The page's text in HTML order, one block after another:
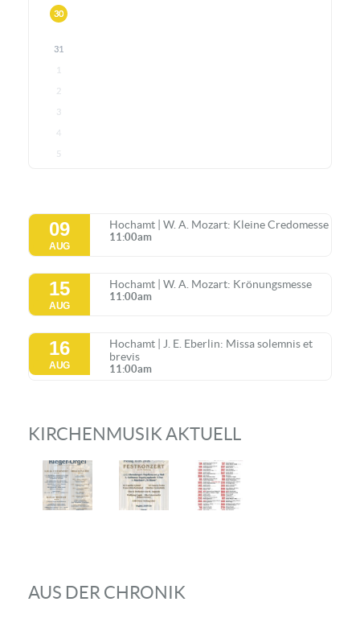
30
31
1
2
3
4
5
09
AUG
Hochamt | W. A. Mozart: Kleine Credomesse
11:00am
15
AUG
Hochamt | W. A. Mozart: Krönungsmesse
11:00am
16
AUG
Hochamt | J. E. Eberlin: Missa solemnis et
brevis
11:00am
KIRCHENMUSIK AKTUELL
AUS DER CHRONIK